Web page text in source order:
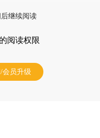
继续阅读
阅读权限
会员升级